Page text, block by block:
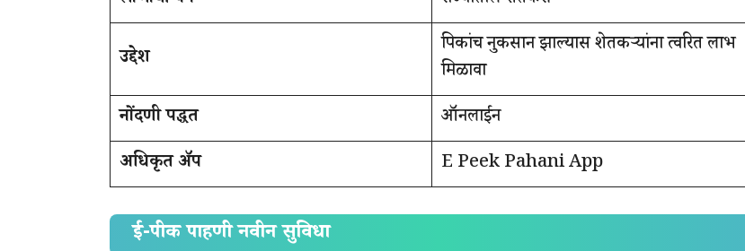
उद्देश
पिकांच नुकसान झाल्यास शेतकऱ्यांना त्वरित लाभ
मिळावा
नोंदणी पद्धत
ऑनलाईन
अधिकृत ॲप
E Peek Pahani App
ई-पीक पाहणी नवीन सुविधा